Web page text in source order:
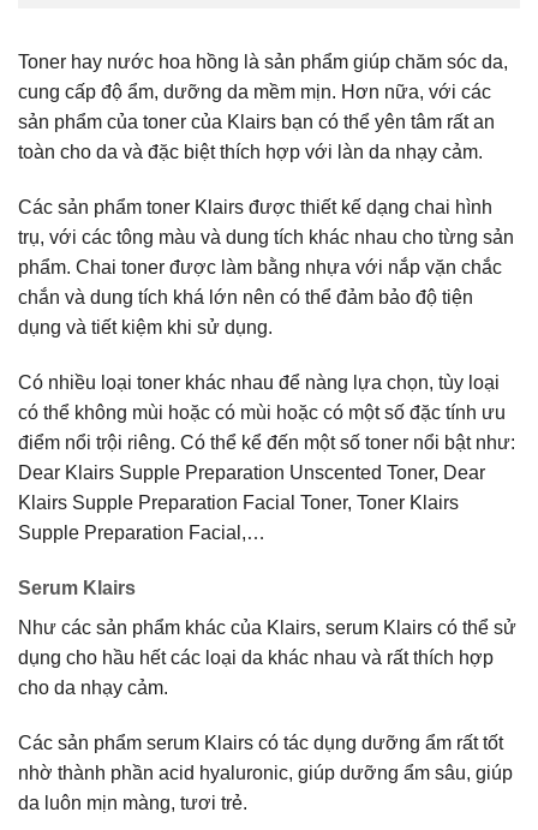
Toner hay nước hoa hồng là sản phẩm giúp chăm sóc da,
cung cấp độ ẩm, dưỡng da mềm mịn. Hơn nữa, với các
sản phẩm của toner của Klairs bạn có thể yên tâm rất an
toàn cho da và đặc biệt thích hợp với làn da nhạy cảm.
Các sản phẩm toner Klairs được thiết kế dạng chai hình
trụ, với các tông màu và dung tích khác nhau cho từng sản
phẩm. Chai toner được làm bằng nhựa với nắp vặn chắc
chắn và dung tích khá lớn nên có thể đảm bảo độ tiện
dụng và tiết kiệm khi sử dụng.
Có nhiều loại toner khác nhau để nàng lựa chọn, tùy loại
có thể không mùi hoặc có mùi hoặc có một số đặc tính ưu
điểm nổi trội riêng. Có thể kể đến một số toner nổi bật như:
Dear Klairs Supple Preparation Unscented Toner, Dear
Klairs Supple Preparation Facial Toner, Toner Klairs
Supple Preparation Facial,…
Serum Klairs
Như các sản phẩm khác của Klairs, serum Klairs có thể sử
dụng cho hầu hết các loại da khác nhau và rất thích hợp
cho da nhạy cảm.
Các sản phẩm serum Klairs có tác dụng dưỡng ẩm rất tốt
nhờ thành phần acid hyaluronic, giúp dưỡng ẩm sâu, giúp
da luôn mịn màng, tươi trẻ.